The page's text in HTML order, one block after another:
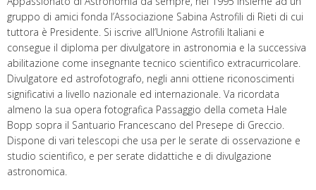
gruppo di amici fonda l’Associazione Sabina Astrofili di Rieti di cui
tuttora è Presidente. Si iscrive all’Unione Astrofili Italiani e
consegue il diploma per divulgatore in astronomia e la successiva
abilitazione come insegnante tecnico scientifico extracurricolare.
Divulgatore ed astrofotografo, negli anni ottiene riconoscimenti
significativi a livello nazionale ed internazionale. Va ricordata
almeno la sua opera fotografica Passaggio della cometa Hale
Bopp sopra il Santuario Francescano del Presepe di Greccio.
Dispone di vari telescopi che usa per le serate di osservazione e
studio scientifico, e per serate didattiche e di divulgazione
astronomica.